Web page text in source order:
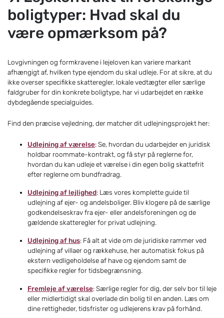
boligtyper: Hvad skal du
være opmærksom på?
Lovgivningen og formkravene i lejeloven kan variere markant
afhængigt af, hvilken type ejendom du skal udleje. For at sikre, at du
ikke overser specifikke skatteregler, lokale vedtægter eller særlige
faldgruber for din konkrete boligtype, har vi udarbejdet en række
dybdegående specialguides.
Find den præcise vejledning, der matcher dit udlejningsprojekt her:
Udlejning af værelse: Se, hvordan du udarbejder en juridisk
holdbar roommate-kontrakt, og få styr på reglerne for,
hvordan du kan udleje et værelse i din egen bolig skattefrit
efter reglerne om bundfradrag.
Udlejning af lejlighed: Læs vores komplette guide til
udlejning af ejer- og andelsboliger. Bliv klogere på de særlige
godkendelseskrav fra ejer- eller andelsforeningen og de
gældende skatteregler for privat udlejning.
Udlejning af hus: Få alt at vide om de juridiske rammer ved
udlejning af villaer og rækkehuse, her automatisk fokus på
ekstern vedligeholdelse af have og ejendom samt de
specifikke regler for tidsbegrænsning.
Fremleje af værelse: Særlige regler for dig, der selv bor til leje
eller midlertidigt skal overlade din bolig til en anden. Læs om
dine rettigheder, tidsfrister og udlejerens krav på forhånd.